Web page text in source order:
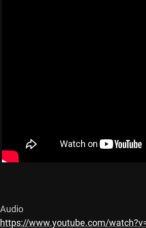
https://www.youtube.com/